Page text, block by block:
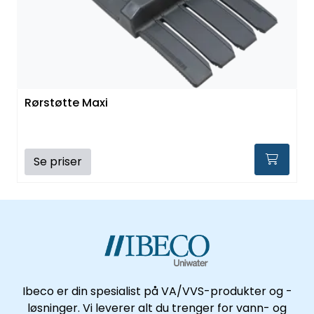
Rørstøtte Maxi
Se priser
Ibeco er din spesialist på VA/VVS-produkter og -
løsninger. Vi leverer alt du trenger for vann- og